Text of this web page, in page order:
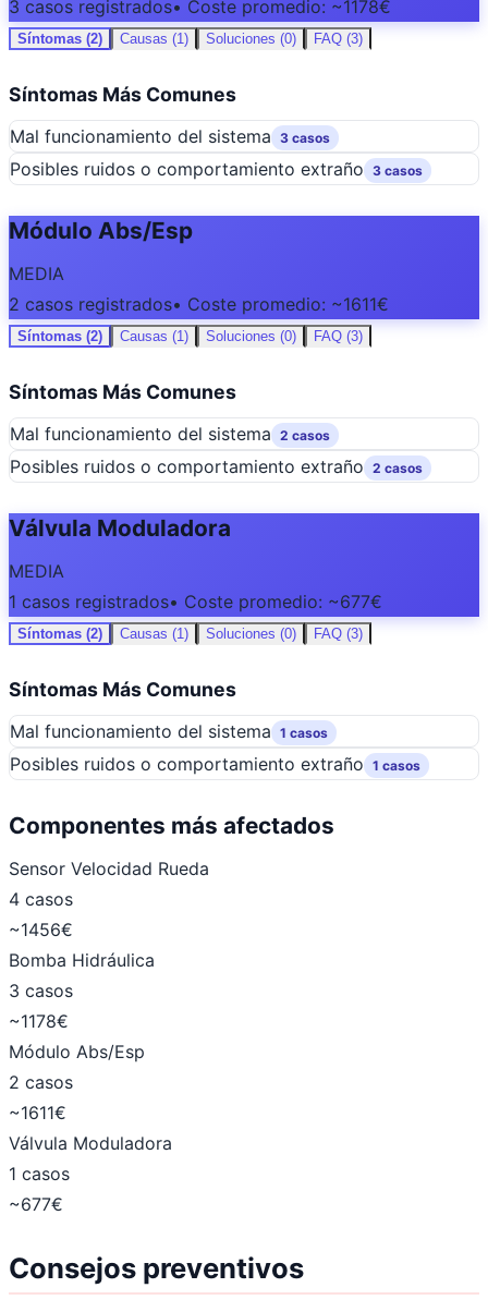
3 casos registrados• Coste promedio: ~1178€
Síntomas (2) Causas (1) Soluciones (0) FAQ (3)
Síntomas Más Comunes
Mal funcionamiento del sistema 3 casos
Posibles ruidos o comportamiento extraño 3 casos
Módulo Abs/Esp
MEDIA
2 casos registrados• Coste promedio: ~1611€
Síntomas (2) Causas (1) Soluciones (0) FAQ (3)
Síntomas Más Comunes
Mal funcionamiento del sistema 2 casos
Posibles ruidos o comportamiento extraño 2 casos
Válvula Moduladora
MEDIA
1 casos registrados• Coste promedio: ~677€
Síntomas (2) Causas (1) Soluciones (0) FAQ (3)
Síntomas Más Comunes
Mal funcionamiento del sistema 1 casos
Posibles ruidos o comportamiento extraño 1 casos
Componentes más afectados
Sensor Velocidad Rueda
4 casos
~1456€
Bomba Hidráulica
3 casos
~1178€
Módulo Abs/Esp
2 casos
~1611€
Válvula Moduladora
1 casos
~677€
Consejos preventivos